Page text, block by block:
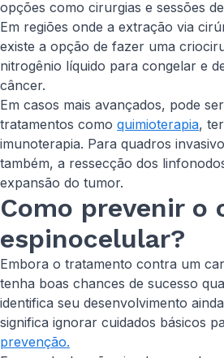
opções como cirurgias e sessões
Em regiões onde a extração via
existe a opção de fazer uma
nitrogênio líquido para congelar e
câncer.
Em casos mais avançados, pode
tratamentos como quimioterapia,
imunoterapia. Para quadros
também, a ressecção dos
expansão do tumor.
Como prevenir o
espinocelular?
Embora o tratamento contra um
tenha boas chances de sucesso
identifica seu desenvolvimento
significa ignorar cuidados básicos
prevenção.